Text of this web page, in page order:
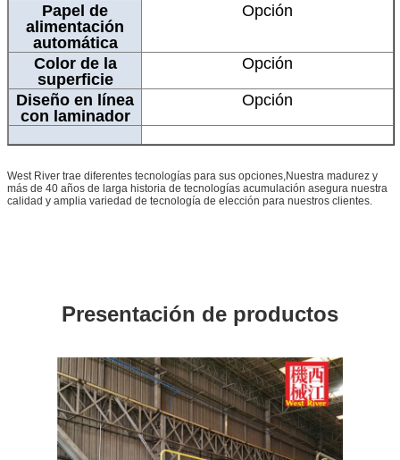
Papel de
alimentación
automática
Opción
Color de la
superficie
Opción
Diseño en línea
con laminador
Opción
West River trae diferentes tecnologías para sus opciones,Nuestra madurez y
más de 40 años de larga historia de tecnologías acumulación asegura nuestra
calidad y amplia variedad de tecnología de elección para nuestros clientes.
Presentación de productos